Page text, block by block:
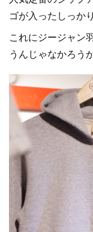
ゴが入ったしっか
これにジージャン
うんじゃなかろう